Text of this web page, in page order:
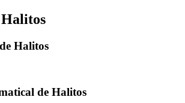
Halitos
de Halitos
de Halitos